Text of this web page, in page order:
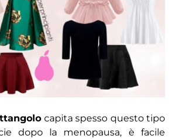
capita spesso questo tipo
dopo la menopausa, è facile